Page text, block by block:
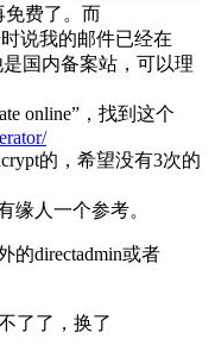
免费了。而
时说我的邮件已经在
是国内备案站，可以理
online”，找到这个
的，希望没有3次的
缘人一个参考。
的directadmin或者
了了，换了